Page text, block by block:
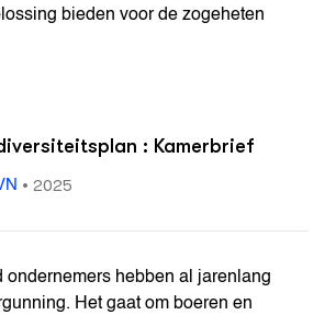
bieden voor de zogeheten
: Kamerbrief
• 2025
ondernemers hebben al jarenlang
Het gaat om boeren en